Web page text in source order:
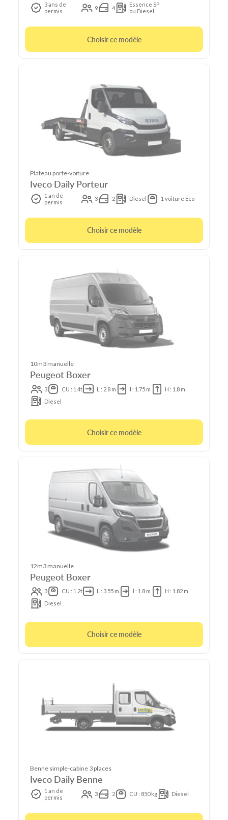
3 ans de
permis
9 4
Essence SP
ou Diesel
Choisir ce modèle
Plateau porte-voiture
Iveco Daily Porteur
1 an de
permis
3 2 Diesel 1 voiture Eco
Choisir ce modèle
10m3 manuelle
Peugeot Boxer
3 CU : 1.4t L : 2.8 m l : 1.75 m
H : 1.8 m
Diesel
Choisir ce modèle
12m3 manuelle
Peugeot Boxer
3 CU : 1,2t L : 3.55 m l : 1.8 m
H : 1.82 m
Diesel
Choisir ce modèle
Benne simple-cabine 3 places
Iveco Daily Benne
1 an de
permis
3 2 CU : 850 kg Diesel